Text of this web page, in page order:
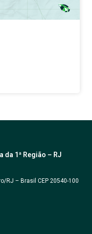
da 1ª Região – RJ
RJ – Brasil CEP 20540-100